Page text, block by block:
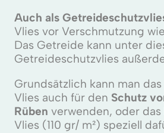
Auch als
Vlies vor Verschmutzung
Das Getreide kann unter
Getreideschutzvlies
Grundsätzlich kann man
Vlies auch für den Schutz
Rüben verwenden, oder
Vlies (110 gr/ m²) speziell